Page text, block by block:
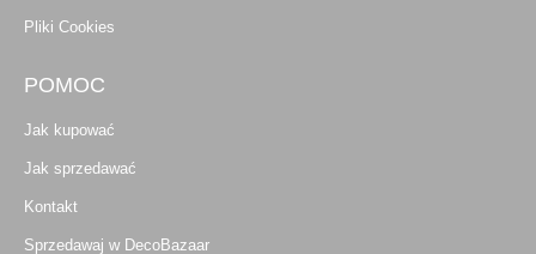
Pliki Cookies
POMOC
Jak kupować
Jak sprzedawać
Kontakt
Sprzedawaj w DecoBazaar